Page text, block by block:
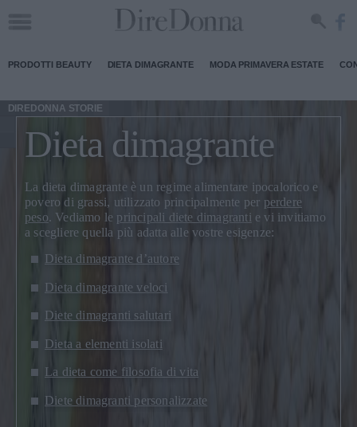
PRODOTTI BEAUTY DIETA DIMAGRANTE MODA PRIMAVERA ESTATE
DIREDONNA STORIE
Dieta dimagrante
La dieta dimagrante è un regime alimentare ipocalorico e
povero di grassi, utilizzato principalmente per perdere
peso. Vediamo le principali diete dimagranti e vi invitiamo
a scegliere quella più adatta alle vostre esigenze:
Dieta dimagrante d’autore
Dieta dimagrante veloci
Diete dimagranti salutari
Dieta a elementi isolati
La dieta come filosofia di vita
Diete dimagranti personalizzate